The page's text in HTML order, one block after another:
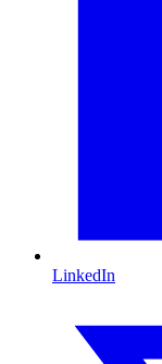
LinkedIn